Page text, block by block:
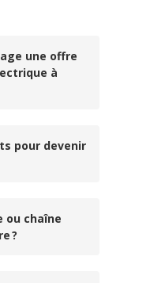
une offre
à
pour devenir
ou chaîne
?